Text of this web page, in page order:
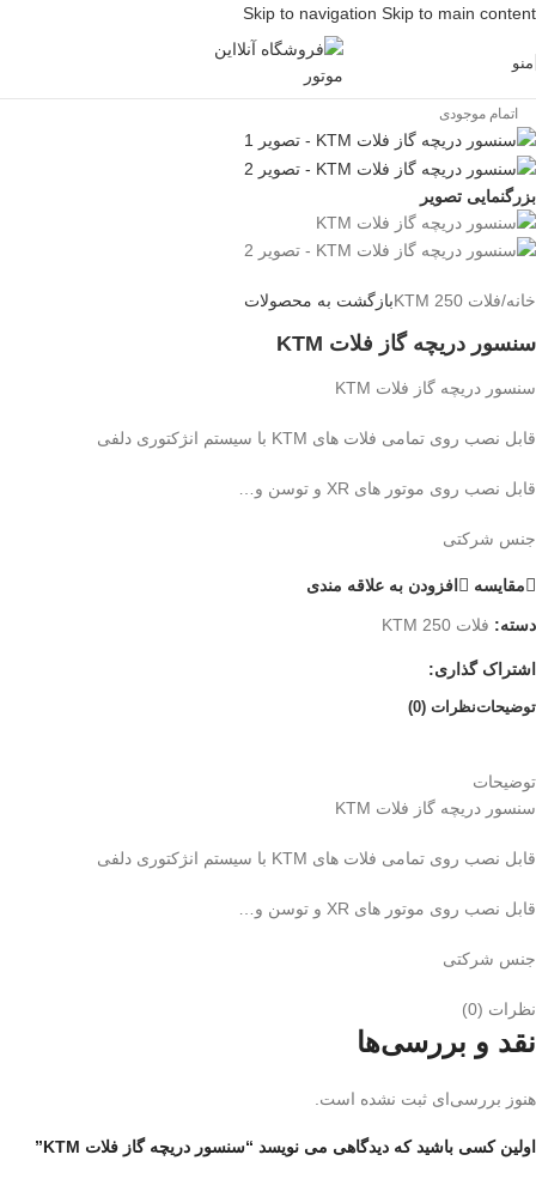
Skip to navigation Skip to main content
منو
اتمام موجودی
بزرگنمایی تصویر
خانه/فلات 250 KTM بازگشت به محصولات
سنسور دریچه گاز فلات KTM
سنسور دریچه گاز فلات KTM
قابل نصب روی تمامی فلات های KTM با سیستم انژکتوری دلفی
قابل نصب روی موتور های XR و توسن و…
جنس شرکتی
مقایسه افزودن به علاقه مندی
دسته: فلات 250 KTM
اشتراک گذاری:
توضیحاتنظرات (0)
توضیحات
سنسور دریچه گاز فلات KTM
قابل نصب روی تمامی فلات های KTM با سیستم انژکتوری دلفی
قابل نصب روی موتور های XR و توسن و…
جنس شرکتی
نظرات (0)
نقد و بررسی‌ها
هنوز بررسی‌ای ثبت نشده است.
اولین کسی باشید که دیدگاهی می نویسد “سنسور دریچه گاز فلات KTM”